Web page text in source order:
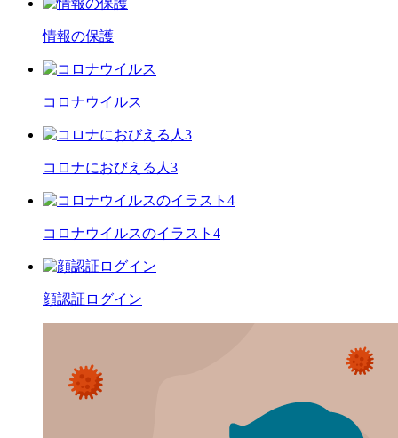
情報の保護
コロナウイルス
コロナにおびえる人3
コロナウイルスのイラスト4
顔認証ログイン